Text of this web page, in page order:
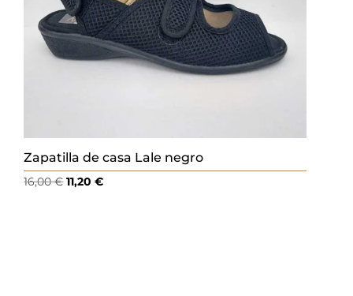
Zapatilla de casa Lale negro
16,00€El
11,20€El